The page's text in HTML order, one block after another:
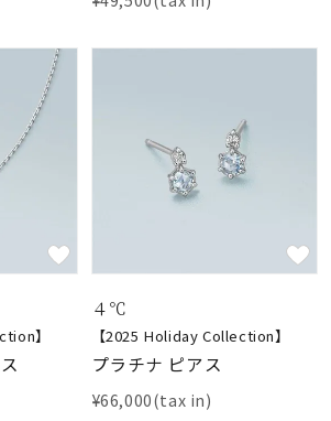
】
４℃
【2025 Holiday Collection】
プラチナ ピアス
¥66,000(tax in)